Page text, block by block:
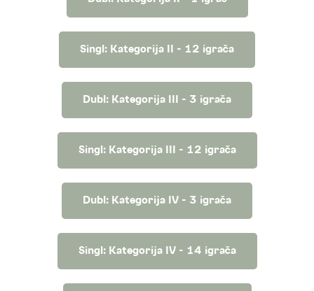
Singl: Kategorija II - 12 igrača
Dubl: Kategorija III - 3 igrača
Singl: Kategorija III - 12 igrača
Dubl: Kategorija IV - 3 igrača
Singl: Kategorija IV - 14 igrača